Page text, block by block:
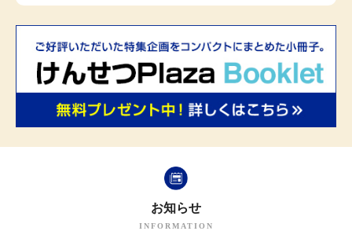
お知らせ